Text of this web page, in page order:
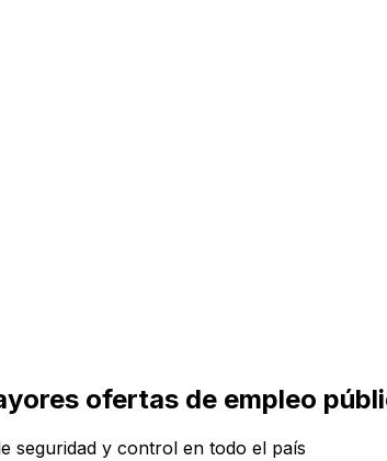
ofertas de empleo
seguridad y control en todo el país